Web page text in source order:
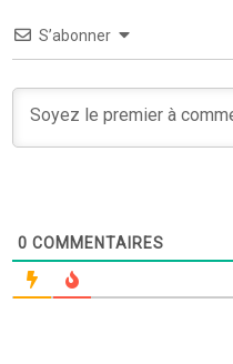
S’abonner
0 COMMENTAIRES